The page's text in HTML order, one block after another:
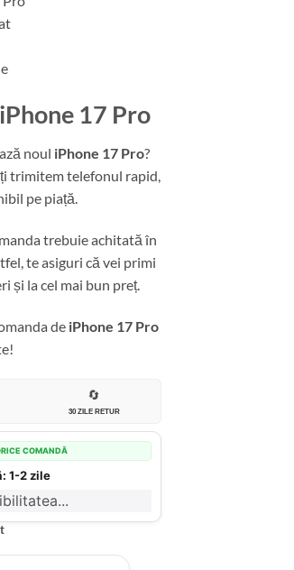
17 Pro
noul iPhone 17 Pro?
trimitem telefonul rapid,
pe piață.
trebuie achitată în
te asiguri că vei primi
și la cel mai bun preț.
de iPhone 17 Pro
🔄
30 ZILE RETUR
COMANDĂ
1-2 zile